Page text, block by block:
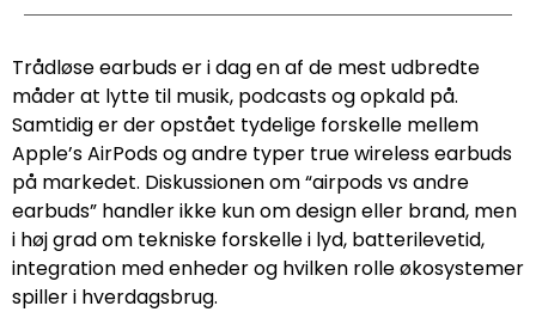
Trådløse earbuds er i dag en af de mest udbredte
måder at lytte til musik, podcasts og opkald på.
Samtidig er der opstået tydelige forskelle mellem
Apple’s AirPods og andre typer true wireless earbuds
på markedet. Diskussionen om “airpods vs andre
earbuds” handler ikke kun om design eller brand, men
i høj grad om tekniske forskelle i lyd, batterilevetid,
integration med enheder og hvilken rolle økosystemer
spiller i hverdagsbrug.